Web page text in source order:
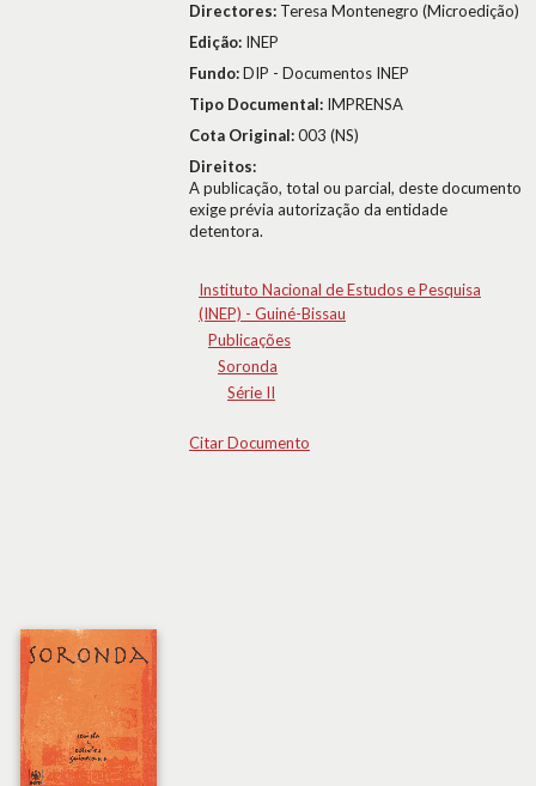
Directores: Teresa Montenegro (Microedição)
Edição: INEP
Fundo:DIP - Documentos INEP
Tipo Documental: IMPRENSA
Cota Original:003 (NS)
Direitos:
A publicação, total ou parcial, deste documento
exige prévia autorização da entidade
detentora.
Instituto Nacional de Estudos e Pesquisa
(INEP) - Guiné-Bissau
Publicações
Soronda
Série II
Citar Documento